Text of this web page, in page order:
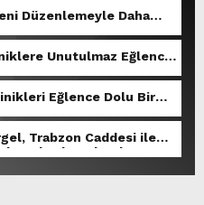
Düzenlemeyle Daha
Unutulmaz Eğlence
Eğlence Dolu Bir
Trabzon Caddesi ile
Bulundu.